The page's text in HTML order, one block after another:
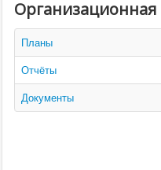
Организационная
Планы
Отчёты
Документы